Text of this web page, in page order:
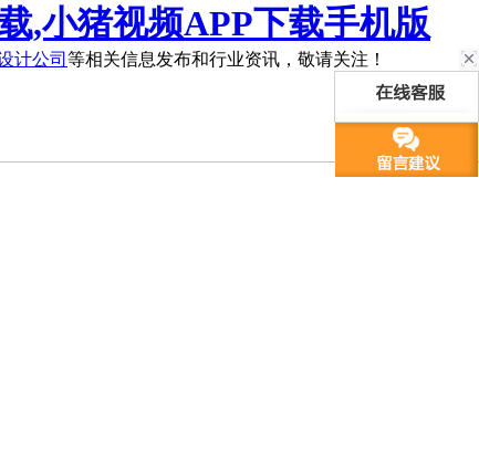
,小猪视频APP下载手机版
计公司 等相关信息发布和行业资讯，敬请关注！